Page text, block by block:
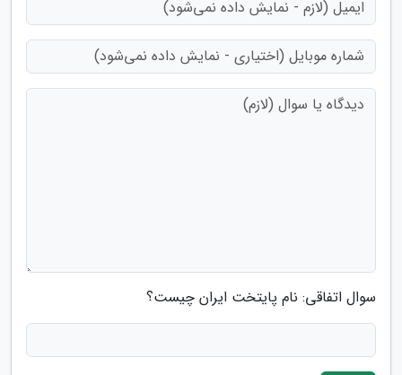
سوال اتفاقی: نام پایتخت ایران چیست؟